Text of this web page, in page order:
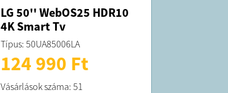
LG 50'' WebOS25 HDR10
4K Smart Tv
Típus: 50UA85006LA
124 990 Ft
Vásárlások száma: 51